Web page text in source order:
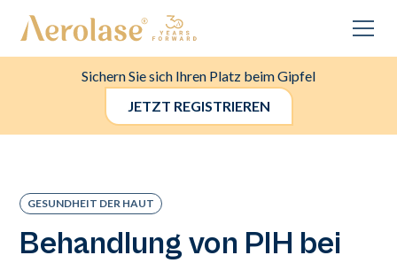
Sichern Sie sich Ihren Platz beim Gipfel
JETZT REGISTRIEREN
GESUNDHEIT DER HAUT
Behandlung von PIH bei